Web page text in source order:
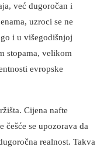
već dugoročan i
uzroci se ne
i u višegodišnjoj
stopama, velikom
evropske
Cijena nafte
češće se upozorava da
realnost. Takva